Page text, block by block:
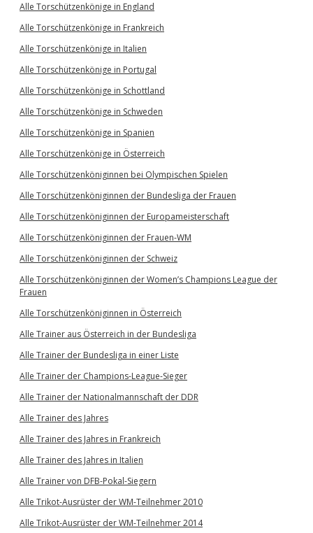
Alle Torschützenkönige in England
Alle Torschützenkönige in Frankreich
Alle Torschützenkönige in Italien
Alle Torschützenkönige in Portugal
Alle Torschützenkönige in Schottland
Alle Torschützenkönige in Schweden
Alle Torschützenkönige in Spanien
Alle Torschützenkönige in Österreich
Alle Torschützenköniginnen bei Olympischen Spielen
Alle Torschützenköniginnen der Bundesliga der Frauen
Alle Torschützenköniginnen der Europameisterschaft
Alle Torschützenköniginnen der Frauen-WM
Alle Torschützenköniginnen der Schweiz
Alle Torschützenköniginnen der Women’s Champions League der
Frauen
Alle Torschützenköniginnen in Österreich
Alle Trainer aus Österreich in der Bundesliga
Alle Trainer der Bundesliga in einer Liste
Alle Trainer der Champions-League-Sieger
Alle Trainer der Nationalmannschaft der DDR
Alle Trainer des Jahres
Alle Trainer des Jahres in Frankreich
Alle Trainer des Jahres in Italien
Alle Trainer von DFB-Pokal-Siegern
Alle Trikot-Ausrüster der WM-Teilnehmer 2010
Alle Trikot-Ausrüster der WM-Teilnehmer 2014